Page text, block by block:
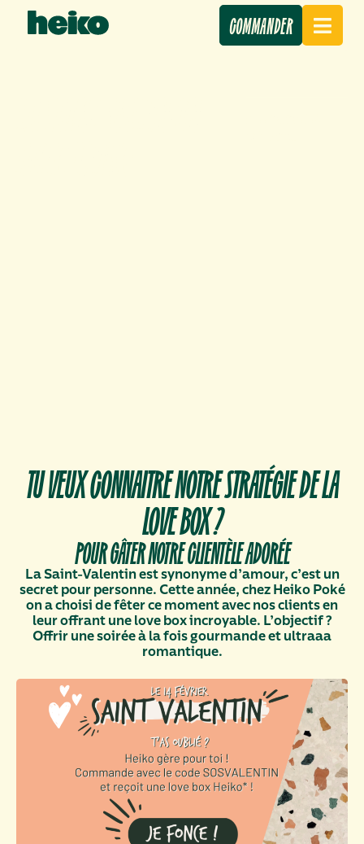
COMMANDER
TU VEUX CONNAITRE NOTRE STRATÉGIE DE LA
LOVE BOX ?
POUR GÂTER NOTRE CLIENTÈLE ADORÉE
La Saint-Valentin est synonyme d’amour, c’est un
secret pour personne. Cette année, chez Heiko Poké
on a choisi de fêter ce moment avec nos clients en
leur offrant une love box incroyable. L’objectif ?
Offrir une soirée à la fois gourmande et ultraaa
romantique.